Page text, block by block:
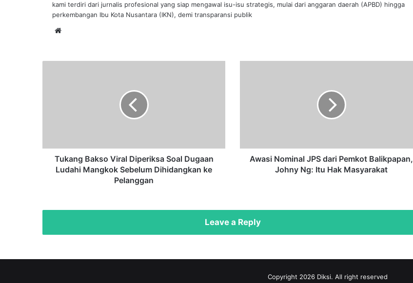
kami terdiri dari jurnalis profesional yang siap mengawal isu-isu strategis, mulai dari anggaran daerah (APBD) hingga
perkembangan Ibu Kota Nusantara (IKN), demi transparansi publik
Sebelum
Dihidangkan
Tukang Bakso Viral Diperiksa Soal Dugaan
Ludahi Mangkok Sebelum Dihidangkan ke
Pelanggan
Itu
HakAwasi Nominal JPS dari Pemkot Balikpapan,
Johny Ng: Itu Hak Masyarakat
Leave a Reply
Copyright 2026 Diksi. All right reserved